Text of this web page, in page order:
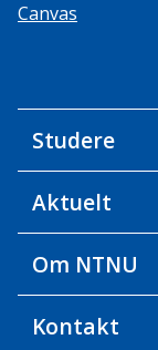
Canvas
Studere
Aktuelt
Om NTNU
Kontakt